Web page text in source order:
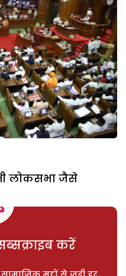
लोकसभा जैसे
करें